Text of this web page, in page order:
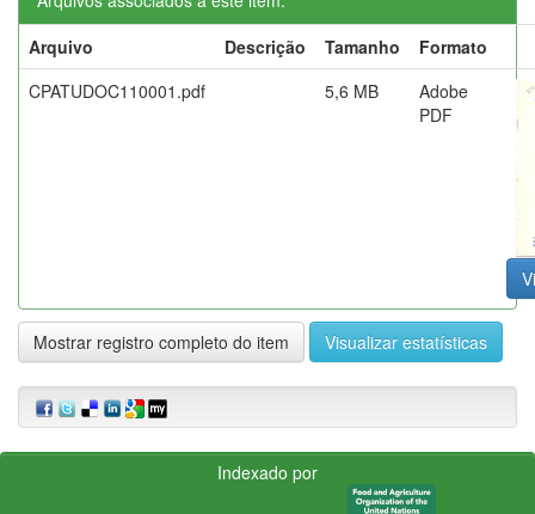
Arquivo
Descrição Tamanho
Formato
CPATUDOC110001.pdf
5,6 MB
Adobe
PDF
Mostrar registro completo do item Visualizar estatísticas
Indexado por